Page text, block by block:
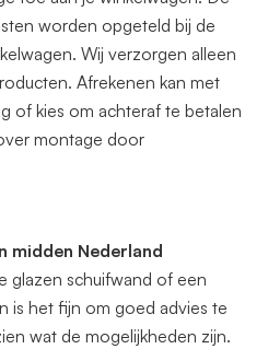
worden opgeteld bij de
Wij verzorgen alleen
Afrekenen kan met
of kies om achteraf te betalen
montage door
midden Nederland
glazen schuifwand of een
is het fijn om goed advies te
wat de mogelijkheden zijn.